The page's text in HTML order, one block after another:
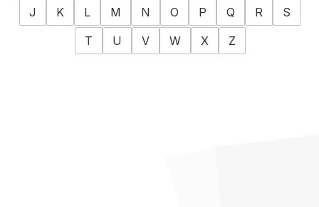
J
K L M N O P Q R
S
T
U V W X Z